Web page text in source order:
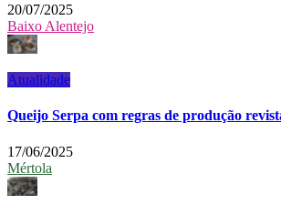
20/07/2025
Baixo Alentejo
Atualidade
Queijo Serpa com regras de produção
17/06/2025
Mértola